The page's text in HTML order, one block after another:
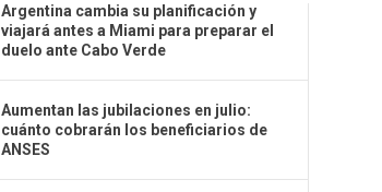
Argentina cambia su planificación y
viajará antes a Miami para preparar el
duelo ante Cabo Verde
Aumentan las jubilaciones en julio:
cuánto cobrarán los beneficiarios de
ANSES